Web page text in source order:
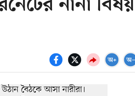
নানা বিষয়